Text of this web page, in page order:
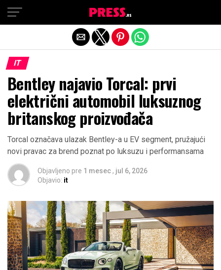
IT
Bentley najavio Torcal: prvi
električni automobil luksuznog
britanskog proizvođača
Torcal označava ulazak Bentley-a u EV segment, pružajući
novi pravac za brend poznat po luksuzu i performansama
Objavljeno pre 1 mesec , jul 6, 2026
Objavio: it
Exit mobile version